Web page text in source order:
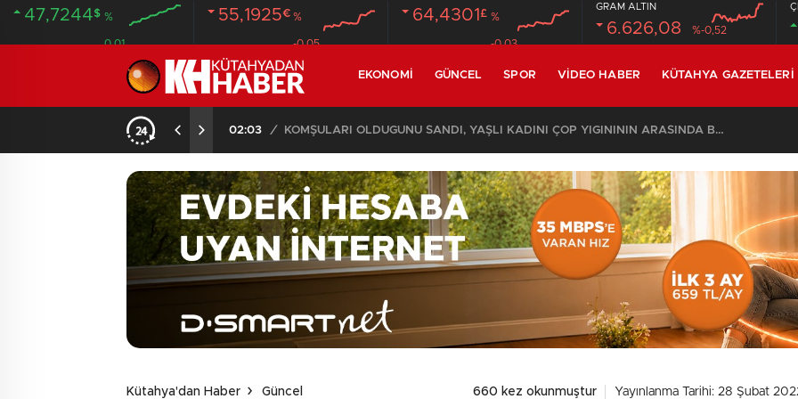
47,7244$ %
0.01
55,1925€ %
-0.05
64,4301 £ %
-0.03
GRAM ALTIN
6.626,08 %-0,52
EKONOMI GÜNCEL SPOR VIDEO HABER KÜTAHYA GAZETELERI
02:03 / KOMŞULARI ÖLDÜĞÜNÜ SANDI, YAŞLI KADINI ÇÖP YIĞINININ ARASINDA BULUNDU
Kütahya'dan Haber Güncel 660 kez okunmuştur Yayınlanma Tarihi: 28 Şubat